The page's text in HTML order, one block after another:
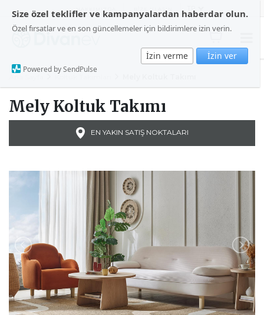
Size özel teklifler ve kampanyalardan haberdar olun.
Özel fırsatlar ve en son güncellemeler için bildirimlere izin verin.
İzin verme İzin ver
Powered by SendPulse
Mely Koltuk Takımı
EN YAKIN SATIŞ NOKTALARI